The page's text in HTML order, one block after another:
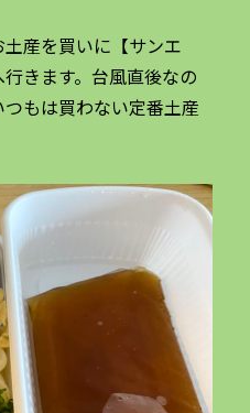
産を買いに【サンエ
きます。台風直後なの
もは買わない定番土産